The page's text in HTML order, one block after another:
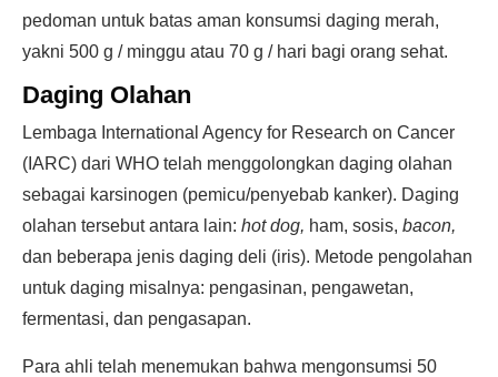
pedoman untuk batas aman konsumsi daging merah,
yakni 500 g / minggu atau 70 g / hari bagi orang sehat.
Daging Olahan
Lembaga International Agency for Research on Cancer
(IARC) dari WHO telah menggolongkan daging olahan
sebagai karsinogen (pemicu/penyebab kanker). Daging
olahan tersebut antara lain: hot dog, ham, sosis, bacon,
dan beberapa jenis daging deli (iris). Metode pengolahan
untuk daging misalnya: pengasinan, pengawetan,
fermentasi, dan pengasapan.
Para ahli telah menemukan bahwa mengonsumsi 50